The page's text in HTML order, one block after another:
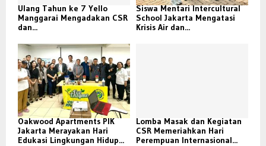
Ulang Tahun ke 7 Yello
Manggarai Mengadakan CSR
dan...
Siswa Mentari Intercultural
School Jakarta Mengatasi
Krisis Air dan...
Oakwood Apartments PIK
Jakarta Merayakan Hari
Edukasi Lingkungan Hidup...
Lomba Masak dan Kegiatan
CSR Memeriahkan Hari
Perempuan Internasional...